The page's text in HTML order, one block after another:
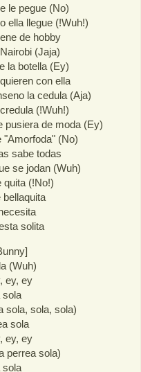
le pegue (No)
ella llegue (!Wuh!)
de hobby
(Jaja)
la botella (Ey)
con ella
la cedula (Aja)
(!Wuh!)
pusiera de moda (Ey)
"Amorfoda" (No)
sabe todas
se jodan (Wuh)
quita (!No!)
solita
(Wuh)
ey, ey
sola
sola, sola, sola)
sola
ey, ey
perrea sola)
sola